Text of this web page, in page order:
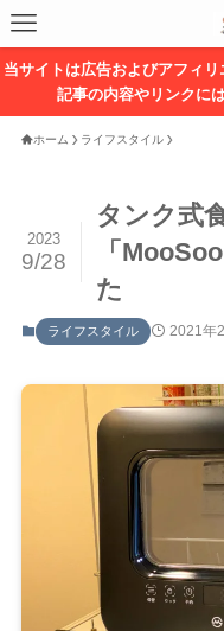
当サイトは広告およびアフィリ
記事の内容やリンクに
ホーム ライフスタイル
タンク式
「
た
2023
9/28
ライフスタイル 2021年